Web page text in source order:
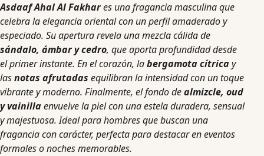
Asdaaf Ahal Al Fakhares una fragancia masculina que
celebra la elegancia oriental con un perfil amaderado y
especiado. Su apertura revela una mezcla cálida de
sándalo, ámbar y cedro, que aporta profundidad desde
el primer instante. En el corazón, labergamota cítricay
lasnotas afrutadas equilibran la intensidad con un toque
vibrante y moderno. Finalmente, el fondo dealmizcle, oud
y vainillaenvuelve la piel con una estela duradera, sensual
y majestuosa. Ideal para hombres que buscan una
fragancia con carácter, perfecta para destacar en eventos
formales o noches memorables.